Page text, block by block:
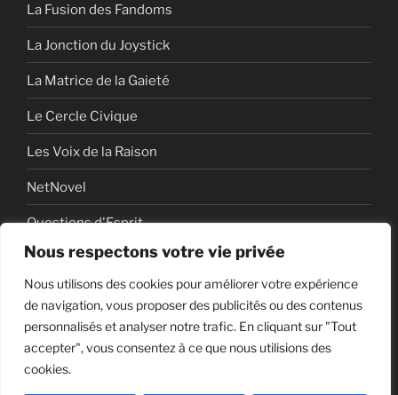
Nous respectons votre vie privée
Nous utilisons des cookies pour améliorer votre expérience
de navigation, vous proposer des publicités ou des contenus
personnalisés et analyser notre trafic. En cliquant sur "Tout
accepter", vous consentez à ce que nous utilisions des
cookies.
La Fusion des Fandoms
La Jonction du Joystick
La Matrice de la Gaieté
Le Cercle Civique
Les Voix de la Raison
NetNovel
Questions d'Esprit
Série
Série vidéo